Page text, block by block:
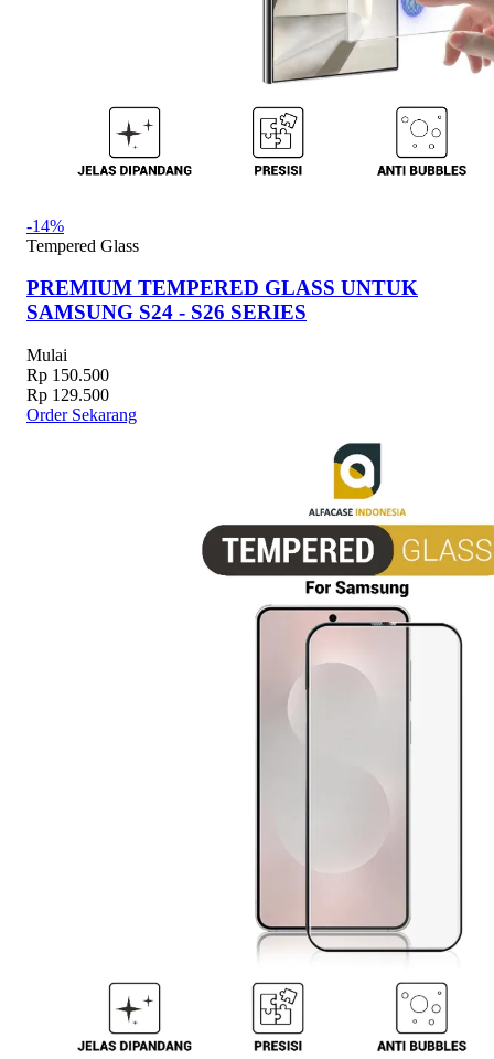
-14%
Tempered Glass
PREMIUM TEMPERED GLASS UNTUK
SAMSUNG S24 - S26 SERIES
Mulai
Rp 150.500
Rp 129.500
Order Sekarang